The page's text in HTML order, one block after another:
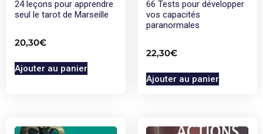
24 leçons pour apprendre
seul le tarot de Marseille
20,30€
Ajouter au panier
66 Tests pour développer
vos capacités
paranormales
22,30€
Ajouter au panier